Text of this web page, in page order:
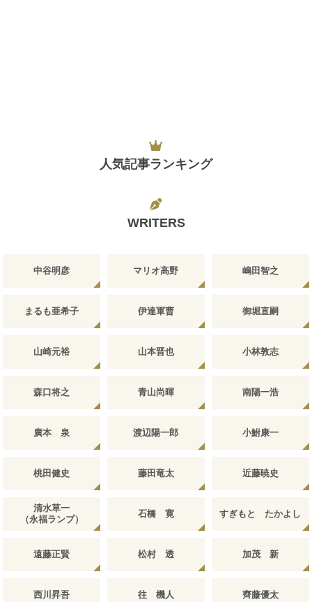
人気記事ランキング
WRITERS
中谷明彦 マリオ高野 嶋田智之
まるも亜希子 伊達軍曹 御堀直嗣
山崎元裕 山本晋也 小林敦志
森口将之 青山尚暉 南陽一浩
廣本 泉 渡辺陽一郎 小鮒康一
桃田健史 藤田竜太 近藤暁史
清水草一
（永福ランプ）
石橋 寛 すぎもと たかよし
遠藤正賢 松村 透 加茂 新
西川昇吾 往 機人 齊藤優太